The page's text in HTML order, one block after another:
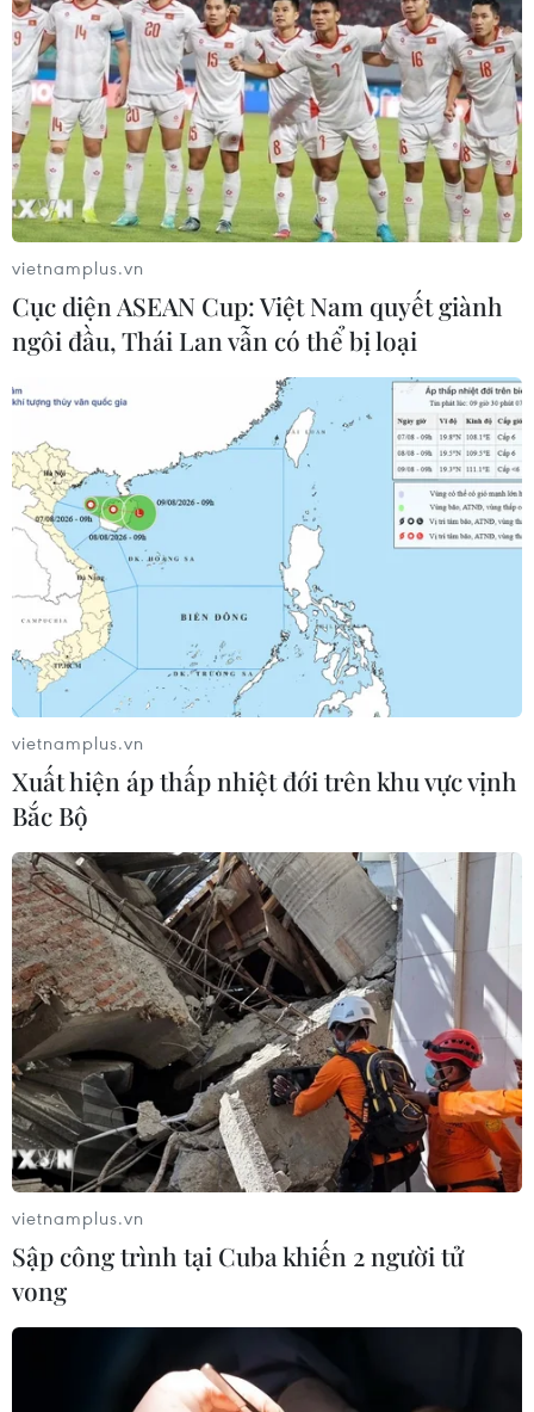
TIN CÙNG CHUYÊN MỤC
Meta bồi thường gần 600 triệu USD
vì gây tổn hại sức khỏe tâm thần trẻ
em
07/08/2026 04:28
Mỹ áp thuế 15% đối với nguyên liệu
quan trọng để sản xuất chip
07/08/2026 00:56
Google Wallet cho phép phụ huynh
thiết lập số dư an toàn của con cái
06/08/2026 23:44
ChatGPT cung cấp tính năng chat
không giới hạn cho người dùng miễn
phí
vietnamplus.vn
Cục diện ASEAN Cup: Việt Nam quyết giành
ngôi đầu, Thái Lan vẫn có thể bị loại
vietnamplus.vn
Xuất hiện áp thấp nhiệt đới trên khu vực vịnh
Bắc Bộ
vietnamplus.vn
Sập công trình tại Cuba khiến 2 người tử
vong